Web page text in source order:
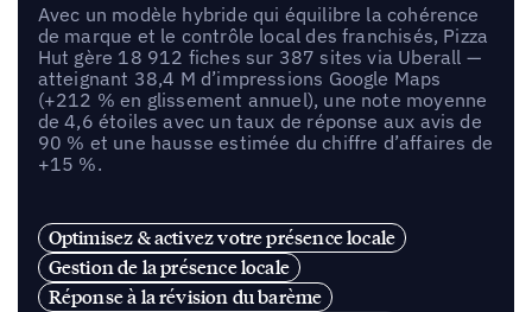
Avec un modèle hybride qui équilibre la cohérence
de marque et le contrôle local des franchisés, Pizza
Hut gère 18 912 fiches sur 387 sites via Uberall —
atteignant 38,4 M d’impressions Google Maps
(+212 % en glissement annuel), une note moyenne
de 4,6 étoiles avec un taux de réponse aux avis de
90 % et une hausse estimée du chiffre d’affaires de
+15 %.
Optimisez & activez votre présence locale
Gestion de la présence locale
Réponse à la révision du barème